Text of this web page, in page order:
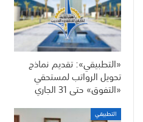
«التطبيقي»: تقديم نماذج
تحويل الرواتب لمستحقي
«التفوق» حتى 31 الجاري
التطبيقي